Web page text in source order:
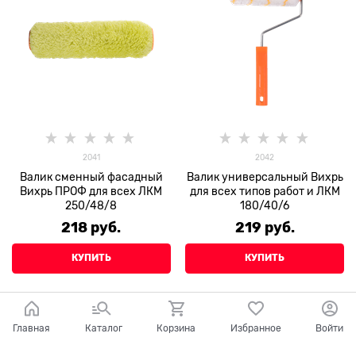
2041
Валик сменный фасадный
Вихрь ПРОФ для всех ЛКМ
250/48/8
218 руб.
КУПИТЬ
2042
Валик универсальный Вихрь
для всех типов работ и ЛКМ
180/40/6
219 руб.
КУПИТЬ
Главная Каталог Корзина Избранное Войти